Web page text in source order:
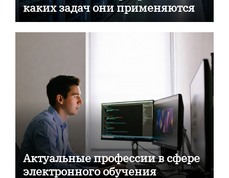
каких задач они применяются
Актуальные профессии в сфере
электронного обучения